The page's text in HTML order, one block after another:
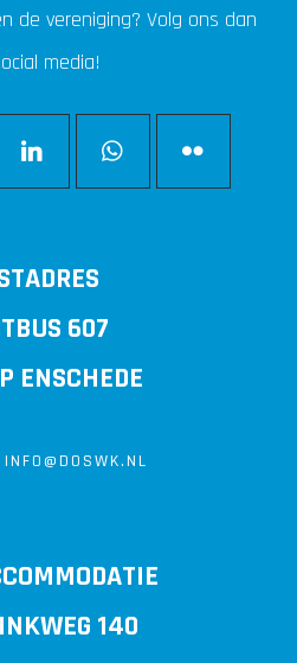
de vereniging? Volg ons dan
media!
607
ENSCHEDE
INFO@DOSWK.NL
140